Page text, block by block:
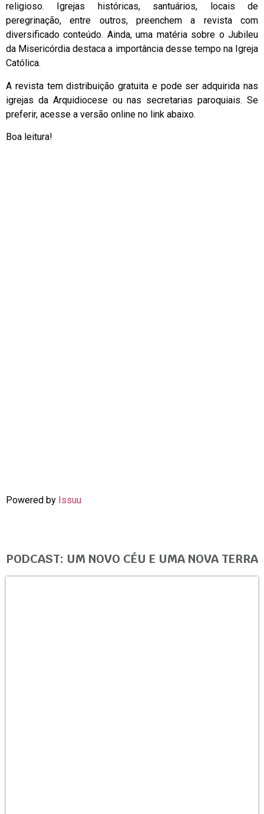
religioso. Igrejas históricas, santuários, locais de
peregrinação, entre outros, preenchem a revista com
diversificado conteúdo. Ainda, uma matéria sobre o Jubileu
da Misericórdia destaca a importância desse tempo na Igreja
Católica.
A revista tem distribuição gratuita e pode ser adquirida nas
igrejas da Arquidiocese ou nas secretarias paroquiais. Se
preferir, acesse a versão online no link abaixo.
Boa leitura!
Powered by Issuu
PODCAST: UM NOVO CÉU E UMA NOVA TERRA